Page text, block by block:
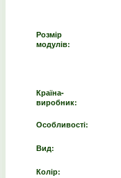
Розмір
модулів:
Країна-
виробник:
Особливості:
Вид:
Колір: